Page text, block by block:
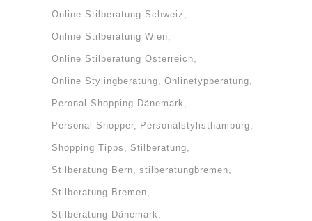
Online Stilberatung Schweiz
Online Stilberatung Wien
Online Stilberatung Österreich
Online Stylingberatung Onlinetypberatung
Peronal Shopping Dänemark
Personal Shopper Personalstylisthamburg
Shopping Tipps Stilberatung
Stilberatung Bern stilberatungbremen
Stilberatung Bremen
Stilberatung Dänemark